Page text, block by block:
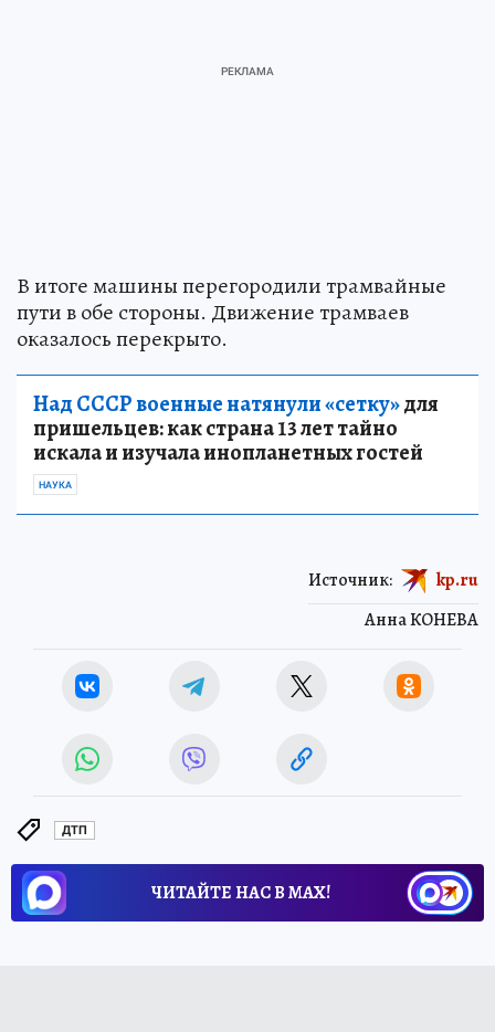
В итоге машины перегородили трамвайные
пути в обе стороны. Движение трамваев
оказалось перекрыто.
Над СССР военные натянули «сетку»для
пришельцев: как страна 13 лет тайно
искала и изучала инопланетных гостей
НАУКА
Анна КОНЕВА
Источник: kp.ru
ДТП
ЧИТАЙТЕ НАС В МАХ!